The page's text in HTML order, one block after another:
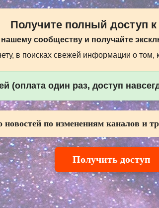
Получите полный доступ к
сообществу и получайте
в поисках свежей информации о
(оплата один раз, доступ
новостей по изменениям каналов и
Получить доступ